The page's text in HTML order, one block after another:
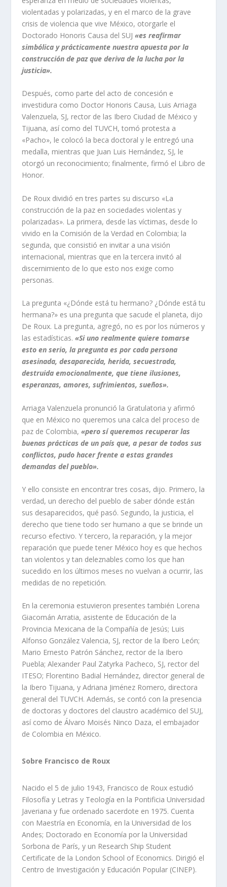
violentadas y polarizadas, y en el marco de la grave
crisis de violencia que vive México, otorgarle el
Doctorado Honoris Causa del SUJ «es reafirmar
simbólica y prácticamente nuestra apuesta por la
construcción de paz que deriva de la lucha por la
justicia».
Después, como parte del acto de concesión e
investidura como Doctor Honoris Causa, Luis Arriaga
Valenzuela, SJ, rector de las Ibero Ciudad de México y
Tijuana, así como del TUVCH, tomó protesta a
«Pacho», le colocó la beca doctoral y le entregó una
medalla, mientras que Juan Luis Hernández, SJ, le
otorgó un reconocimiento; finalmente, firmó el Libro de
Honor.
De Roux dividió en tres partes su discurso «La
construcción de la paz en sociedades violentas y
polarizadas». La primera, desde las víctimas, desde lo
vivido en la Comisión de la Verdad en Colombia; la
segunda, que consistió en invitar a una visión
internacional, mientras que en la tercera invitó al
discernimiento de lo que esto nos exige como
personas.
La pregunta «¿Dónde está tu hermano? ¿Dónde está tu
hermana?» es una pregunta que sacude el planeta, dijo
De Roux. La pregunta, agregó, no es por los números y
las estadísticas. «Si uno realmente quiere tomarse
esto en serio, la pregunta es por cada persona
asesinada, desaparecida, herida, secuestrada,
destruida emocionalmente, que tiene ilusiones,
esperanzas, amores, sufrimientos, sueños».
Arriaga Valenzuela pronunció la Gratulatoria y afirmó
que en México no queremos una calca del proceso de
paz de Colombia, «pero sí queremos recuperar las
buenas prácticas de un país que, a pesar de todos sus
conflictos, pudo hacer frente a estas grandes
demandas del pueblo».
Y ello consiste en encontrar tres cosas, dijo. Primero, la
verdad, un derecho del pueblo de saber dónde están
sus desaparecidos, qué pasó. Segundo, la justicia, el
derecho que tiene todo ser humano a que se brinde un
recurso efectivo. Y tercero, la reparación, y la mejor
reparación que puede tener México hoy es que hechos
tan violentos y tan deleznables como los que han
sucedido en los últimos meses no vuelvan a ocurrir, las
medidas de no repetición.
En la ceremonia estuvieron presentes también Lorena
Giacomán Arratia, asistente de Educación de la
Provincia Mexicana de la Compañía de Jesús; Luis
Alfonso González Valencia, SJ, rector de la Ibero León;
Mario Ernesto Patrón Sánchez, rector de la Ibero
Puebla; Alexander Paul Zatyrka Pacheco, SJ, rector del
ITESO; Florentino Badial Hernández, director general de
la Ibero Tijuana, y Adriana Jiménez Romero, directora
general del TUVCH. Además, se contó con la presencia
de doctoras y doctores del claustro académico del SUJ,
así como de Álvaro Moisés Ninco Daza, el embajador
de Colombia en México.
Sobre Francisco de Roux
Nacido el 5 de julio 1943, Francisco de Roux estudió
Filosofía y Letras y Teología en la Pontificia Universidad
Javeriana y fue ordenado sacerdote en 1975. Cuenta
con Maestría en Economía, en la Universidad de los
Andes; Doctorado en Economía por la Universidad
Sorbona de París, y un Research Ship Student
Certificate de la London School of Economics. Dirigió el
Centro de Investigación y Educación Popular (CINEP).